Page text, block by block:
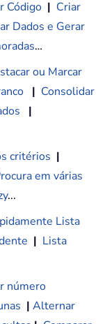
Código | Criar
Dados e Gerar
…
ou Marcar
| Consolidar
|
critérios |
em várias
...
Lista
| Lista
número
| Alternar